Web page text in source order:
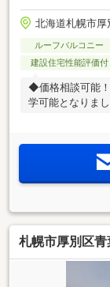
北海道札幌市厚
ルーフバルコニー
建設住宅性能評価付
◆価格相談可能
学可能となりまし
札幌市厚別区青